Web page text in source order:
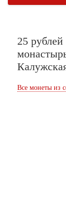
25
Все монеты из